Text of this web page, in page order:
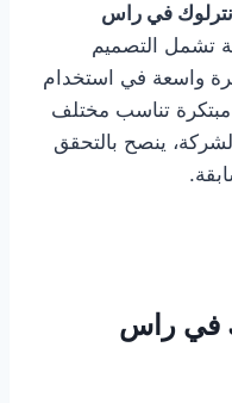
في راس
تشمل التصميم
واسعة في استخدام
مبتكرة تناسب مختلف
الشركة، ينصح بالتحقق
في راس